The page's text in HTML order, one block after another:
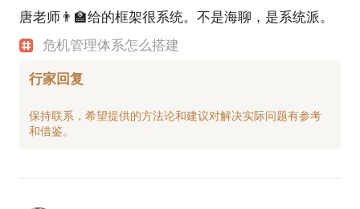
唐老师👨‍🏫给的框架很系统。不是海聊，是系统派。
危机管理体系怎么搭建
行家回复
保持联系，希望提供的方法论和建议对解决实际问题有参考